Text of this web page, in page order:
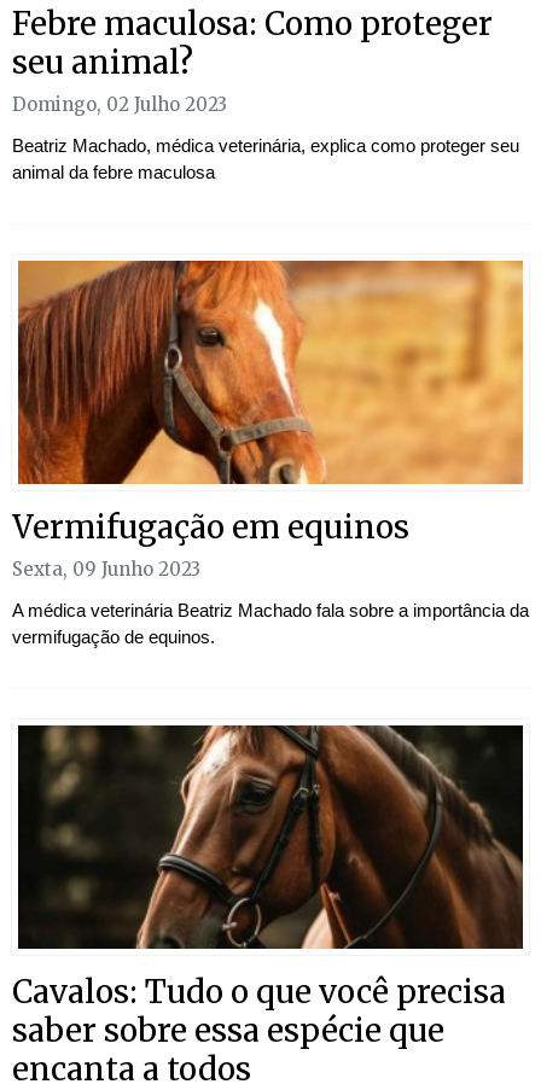
Febre maculosa: Como proteger
seu animal?
Domingo, 02 Julho 2023
Beatriz Machado, médica veterinária, explica como proteger seu
animal da febre maculosa
Vermifugação em equinos
Sexta, 09 Junho 2023
A médica veterinária Beatriz Machado fala sobre a importância da
vermifugação de equinos.
Cavalos: Tudo o que você precisa
saber sobre essa espécie que
encanta a todos